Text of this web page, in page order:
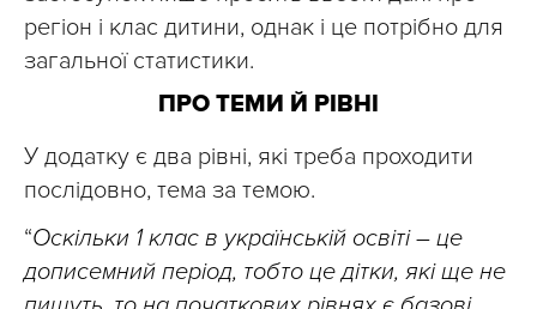
регіон і клас дитини, однак і це потрібно для
загальної статистики.
ПРО ТЕМИ Й РІВНІ
У додатку є два рівні, які треба проходити
послідовно, тема за темою.
“Оскільки 1 клас в українській освіті – це
дописемний період, тобто це дітки, які ще не